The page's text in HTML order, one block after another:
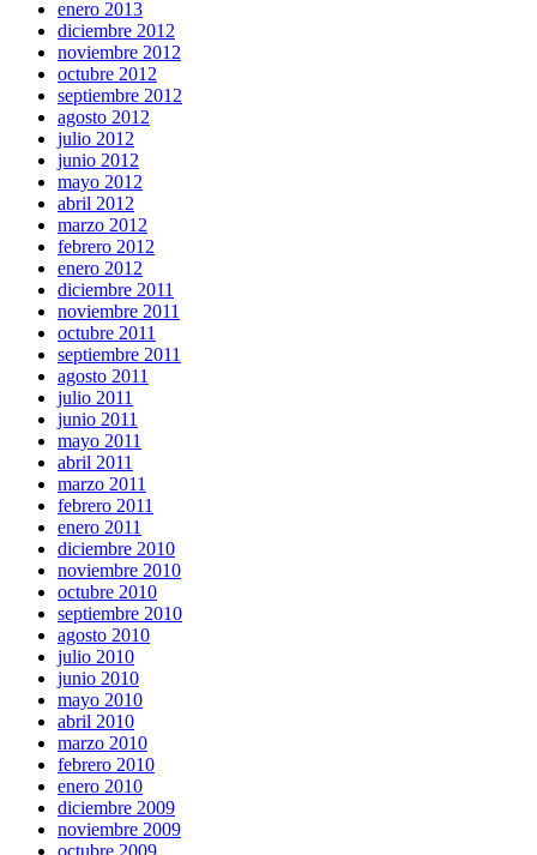
enero 2013
diciembre 2012
noviembre 2012
octubre 2012
septiembre 2012
agosto 2012
julio 2012
junio 2012
mayo 2012
abril 2012
marzo 2012
febrero 2012
enero 2012
diciembre 2011
noviembre 2011
octubre 2011
septiembre 2011
agosto 2011
julio 2011
junio 2011
mayo 2011
abril 2011
marzo 2011
febrero 2011
enero 2011
diciembre 2010
noviembre 2010
octubre 2010
septiembre 2010
agosto 2010
julio 2010
junio 2010
mayo 2010
abril 2010
marzo 2010
febrero 2010
enero 2010
diciembre 2009
noviembre 2009